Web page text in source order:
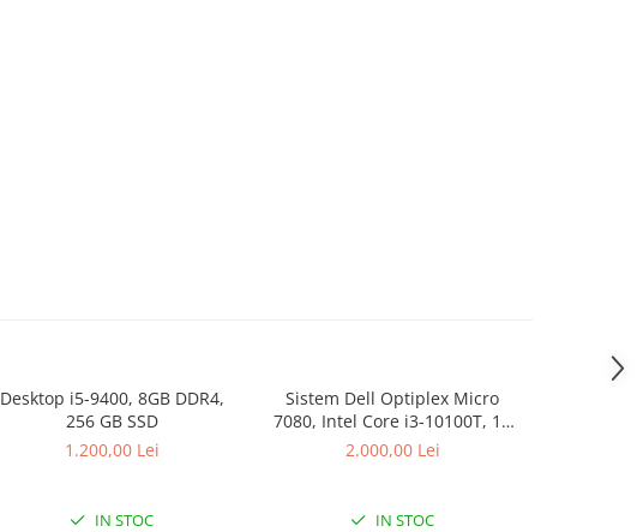
Desktop i5-9400, 8GB DDR4,
256 GB SSD
1.200,00 Lei
IN STOC
Sistem Dell Optiplex Micro
7080, Intel Core i3-10100T, 16
GB RAM, 512 GB SSD, Win 11
2.000,00 Lei
IN STOC